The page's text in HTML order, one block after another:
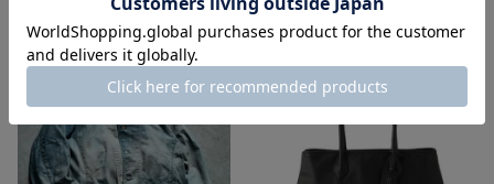
¥165,000 ¥6,600